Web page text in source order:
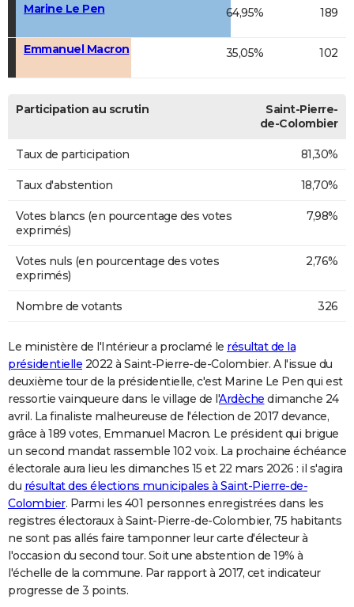
Marine Le Pen
64,95% 189
Emmanuel Macron 35,05% 102
Participation au scrutin
Saint-Pierre-
de-Colombier
Taux de participation 81,30%
Taux d'abstention 18,70%
Votes blancs (en pourcentage des votes
exprimés)
7,98%
Votes nuls (en pourcentage des votes
exprimés)
2,76%
Nombre de votants 326
Le ministère de l'Intérieur a proclamé le résultat de la
présidentielle 2022 à Saint-Pierre-de-Colombier. A l'issue du
deuxième tour de la présidentielle, c'est Marine Le Pen qui est
ressortie vainqueure dans le village de l'Ardèche dimanche 24
avril. La finaliste malheureuse de l'élection de 2017 devance,
grâce à 189 votes, Emmanuel Macron. Le président qui brigue
un second mandat rassemble 102 voix. La prochaine échéance
électorale aura lieu les dimanches 15 et 22 mars 2026 : il s'agira
du résultat des élections municipales à Saint-Pierre-de-
Colombier. Parmi les 401 personnes enregistrées dans les
registres électoraux à Saint-Pierre-de-Colombier, 75 habitants
ne sont pas allés faire tamponner leur carte d'électeur à
l'occasion du second tour. Soit une abstention de 19% à
l'échelle de la commune. Par rapport à 2017, cet indicateur
progresse de 3 points.